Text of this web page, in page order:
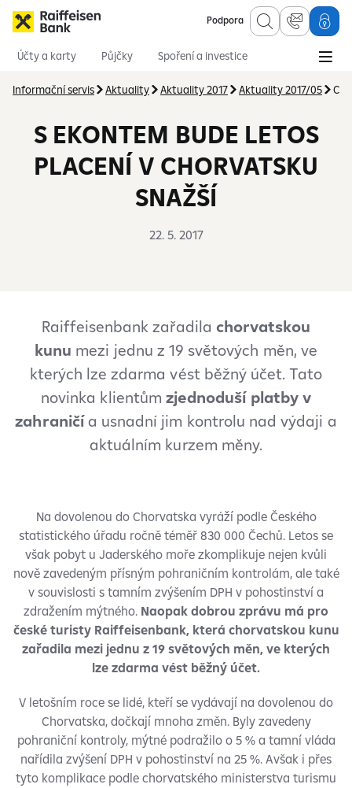
Podpora
Účty a karty Půjčky
Spoření a investice
Informační servis
Aktuality Aktuality 2017 Aktuality 2017/05
S EKONTEM BUDE LETOS
PLACENÍ V CHORVATSKU
SNAŽŠÍ
22. 5. 2017
Raiffeisenbank zařadila chorvatskou
kunu mezi jednu z 19 světových měn, ve
kterých lze zdarma vést běžný účet. Tato
novinka klientům zjednoduší platby v
zahraničía usnadní jim kontrolu nad výdaji a
aktuálním kurzem měny.
Na dovolenou do Chorvatska vyráží podle Českého
statistického úřadu ročně téměř 830 000 Čechů. Letos se
však pobyt u Jaderského moře zkomplikuje nejen kvůli
nově zavedeným přísným pohraničním kontrolám, ale také
v souvislosti s tamním zvýšením DPH v pohostinství a
zdražením mýtného. Naopak dobrou zprávu má pro
české turisty Raiffeisenbank, která chorvatskou kunu
zařadila mezi jednu z 19 světových měn, ve kterých
lze zdarma vést běžný účet.
V letošním roce se lidé, kteří se vydávají na dovolenou do
Chorvatska, dočkají mnoha změn. Byly zavedeny
pohraniční kontroly, mýtné podražilo o 5 % a tamní vláda
nařídila zvýšení DPH v pohostinství na 25 %. Avšak i přes
tyto komplikace podle chorvatského ministerstva turismu